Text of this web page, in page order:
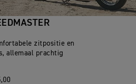
zitpositie en
allemaal prachtig